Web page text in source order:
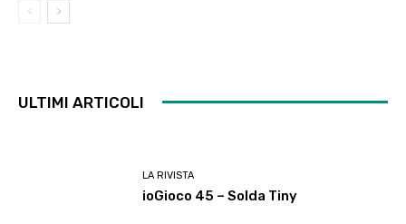
ULTIMI ARTICOLI
LA RIVISTA
ioGioco 45 – Solda Tiny